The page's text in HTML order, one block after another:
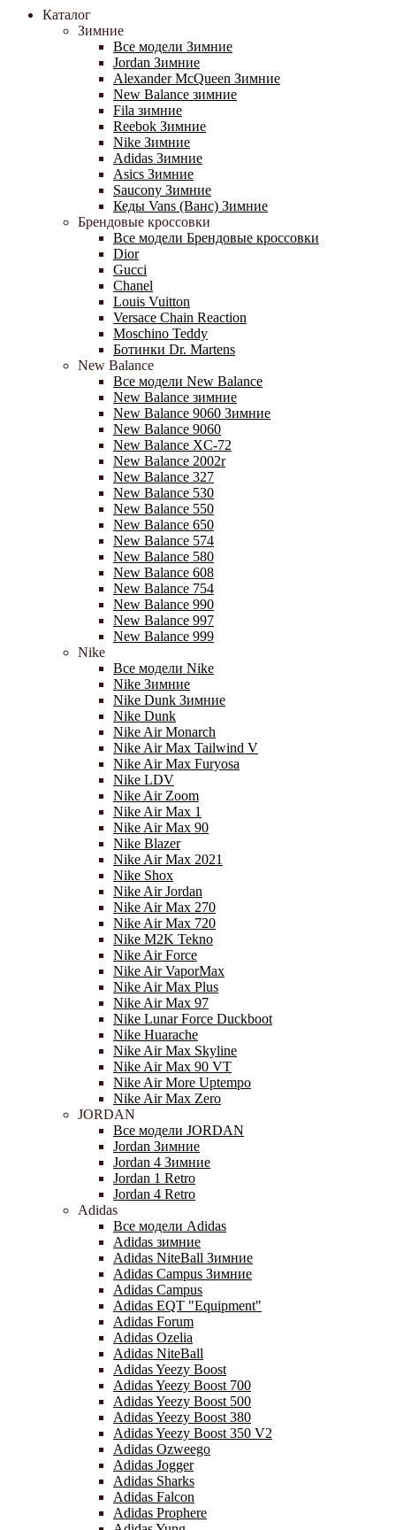
Каталог
Зимние
Все модели Зимние
Jordan Зимние
Alexander McQueen Зимние
New Balance зимние
Fila зимние
Reebok Зимние
Nike Зимние
Adidas Зимние
Asics Зимние
Saucony Зимние
Кеды Vans (Ванс) Зимние
Брендовые кроссовки
Все модели Брендовые кроссовки
Dior
Gucci
Chanel
Louis Vuitton
Versace Chain Reaction
Moschino Teddy
Ботинки Dr. Martens
New Balance
Все модели New Balance
New Balance зимние
New Balance 9060 Зимние
New Balance 9060
New Balance XC-72
New Balance 2002r
New Balance 327
New Balance 530
New Balance 550
New Balance 650
New Balance 574
New Balance 580
New Balance 608
New Balance 754
New Balance 990
New Balance 997
New Balance 999
Nike
Все модели Nike
Nike Зимние
Nike Dunk Зимние
Nike Dunk
Nike Air Monarch
Nike Air Max Tailwind V
Nike Air Max Furyosa
Nike LDV
Nike Air Zoom
Nike Air Max 1
Nike Air Max 90
Nike Blazer
Nike Air Max 2021
Nike Shox
Nike Air Jordan
Nike Air Max 270
Nike Air Max 720
Nike M2K Tekno
Nike Air Force
Nike Air VaporMax
Nike Air Max Plus
Nike Air Max 97
Nike Lunar Force Duckboot
Nike Huarache
Nike Air Max Skyline
Nike Air Max 90 VT
Nike Air More Uptempo
Nike Air Max Zero
JORDAN
Все модели JORDAN
Jordan Зимние
Jordan 4 Зимние
Jordan 1 Retro
Jordan 4 Retro
Adidas
Все модели Adidas
Adidas зимние
Adidas NiteBall Зимние
Adidas Campus Зимние
Adidas Campus
Adidas EQT "Equipment"
Adidas Forum
Adidas Ozelia
Adidas NiteBall
Adidas Yeezy Boost
Adidas Yeezy Boost 700
Adidas Yeezy Boost 500
Adidas Yeezy Boost 380
Adidas Yeezy Boost 350 V2
Adidas Ozweego
Adidas Jogger
Adidas Sharks
Adidas Falcon
Adidas Prophere